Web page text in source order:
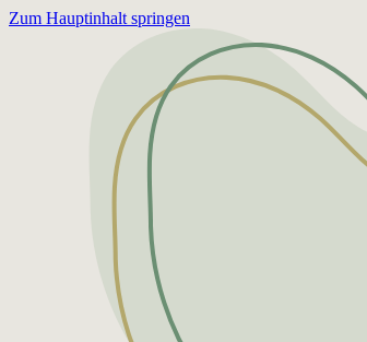
Zum Hauptinhalt springen